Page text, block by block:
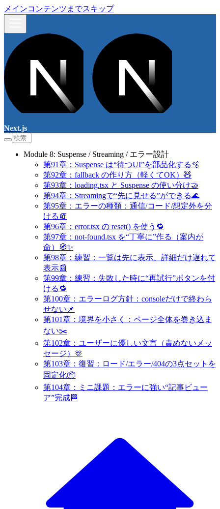
メインコンテンツまでスキップ
Next.js
Module 8: Suspense / Streaming / エラー設計
第91章：Suspense は“待つUI”を部品化する🫧
第92章：fallback の作り方（軽くてOK）🧸
第93章：loading.tsx と Suspense の使い分け🤝
第94章：Streamingで“先に見せる”ができる🌊
第95章：エラーの種類：通信/コード/想定外を分
ける🧯
第96章：error.tsx の reset() を使う🔁
第97章：not-found.tsx を“丁寧に”作る（案内が
命）🧭✨
第98章：練習：一覧は先に表示、詳細だけ遅れて
表示📰
第99章：練習：失敗した時に“再試行”ボタンを付
ける🔁
第100章：エラーログ方針：consoleだけで終わら
せない📌
第101章：境界を小さく：ページ全体を巻き込ま
ない✂️
第102章：ユーザーに優しい文言（責めないメッ
セージ）🫶
第103章：復習：ロード/エラー/404の3点セットを
固定化📦
第104章：ミニ課題：エラーに強い“記事ビュー
ア”完成🏁